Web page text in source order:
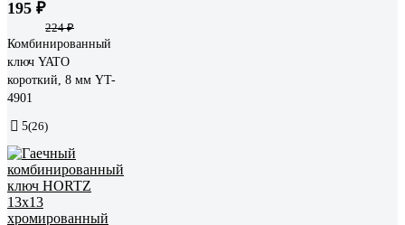
195 ₽
224 ₽
Комбинированный
ключ YATO
короткий, 8 мм YT-
4901
5(26)